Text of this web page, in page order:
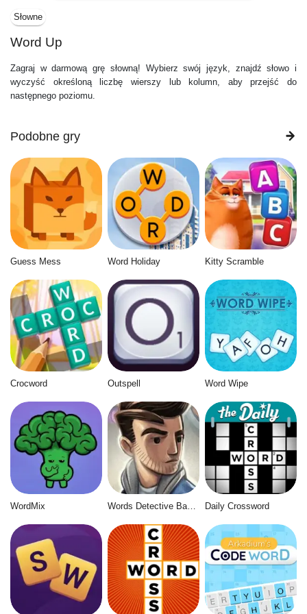
Słowne
Word Up
Zagraj w darmową grę słowną! Wybierz swój język, znajdź słowo i
wyczyść określoną liczbę wierszy lub kolumn, aby przejść do
następnego poziomu.
Podobne gry
Guess Mess Word Holiday Kitty Scramble
Crocword Outspell Word Wipe
WordMix Words Detective Bank Heist Daily Crossword